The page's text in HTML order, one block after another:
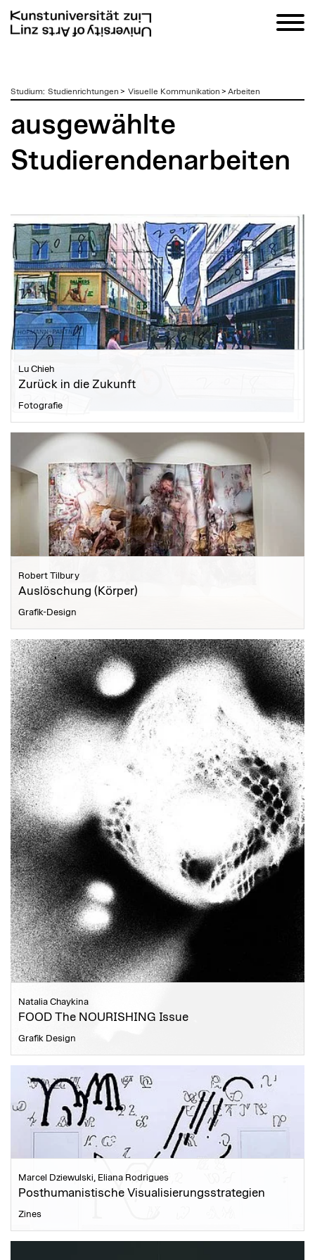
zumStudium: Studienrichtungen > Visuelle Kommunikation > Arbeiten
ausgewählte
Studierendenarbeiten
Lu Chieh
Zurück in die Zukunft
Fotografie
Robert Tilbury
Auslöschung (Körper)
Grafik-Design
Natalia Chaykina
FOOD The NOURISHING Issue
Grafik Design
Marcel Dziewulski, Eliana Rodrigues
Posthumanistische Visualisierungsstrategien
Zines